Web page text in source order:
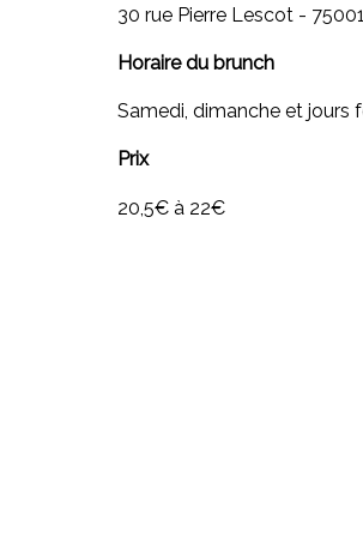
30 rue Pierre Lescot - 75001
Horaire du brunch
Samedi, dimanche et jours
Prix
20,5€ à 22€